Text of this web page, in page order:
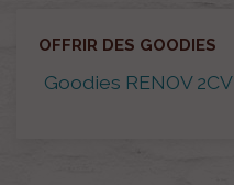
OFFRIR DES GOODIES
Goodies RENOV 2CV